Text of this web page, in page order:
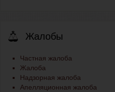
Жалобы
Частная жалоба
Жалоба
Надзорная жалоба
Апелляционная жалоба